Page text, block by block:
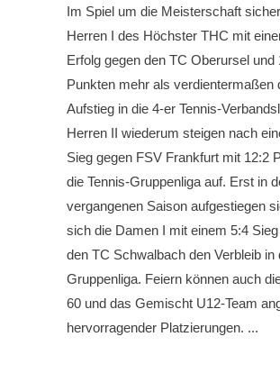
Im Spiel um die Meisterschaft
Herren I des Höchster THC mit
Erfolg gegen den TC Oberursel und
Punkten mehr als verdientermaßen
Aufstieg in die 4-er Tennis-
Herren II wiederum steigen nach
Sieg gegen FSV Frankfurt mit 12:2
die Tennis-Gruppenliga auf. Erst in
vergangenen Saison aufgestiegen
sich die Damen I mit einem 5:4
den TC Schwalbach den Verbleib in
Gruppenliga. Feiern können auch
60 und das Gemischt U12-Team
hervorragender Platzierungen.